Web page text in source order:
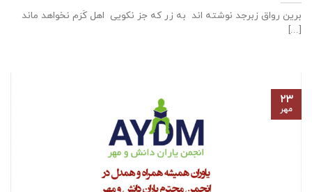
برین رواق زبرجد نوشته اند به زر که جز نکویی اهل کَرَم نخواهد ماند
[...]
۲۳
مهر